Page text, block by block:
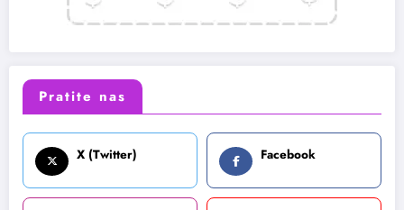
Pratite nas
X (Twitter) Facebook